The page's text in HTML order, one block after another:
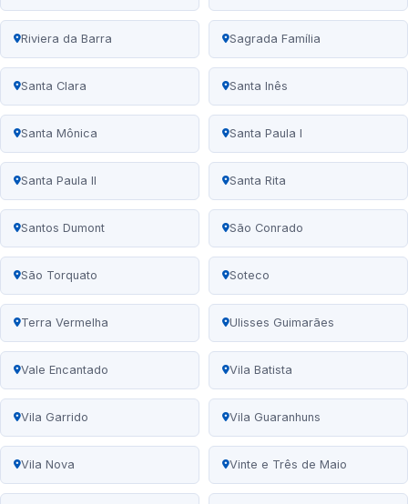
Riviera da Barra Sagrada Família
Santa Clara Santa Inês
Santa Mônica Santa Paula I
Santa Paula II Santa Rita
Santos Dumont São Conrado
São Torquato Soteco
Terra Vermelha Ulisses Guimarães
Vale Encantado Vila Batista
Vila Garrido Vila Guaranhuns
Vila Nova Vinte e Três de Maio